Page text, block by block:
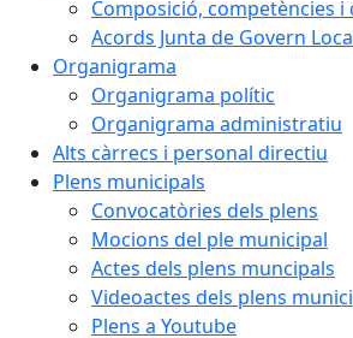
Composició, competències i
Acords Junta de Govern
Organigrama
Organigrama polític
Organigrama administratiu
Alts càrrecs i personal directiu
Plens municipals
Convocatòries dels plens
Mocions del ple municipal
Actes dels plens muncipals
Videoactes dels plens
Plens a Youtube